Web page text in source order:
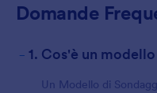
Domande
- 1. Cos'è un
Un Modello di